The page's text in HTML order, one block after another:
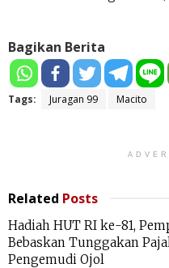
Bagikan Berita
Tags: Juragan 99 Macito
Related Posts
Hadiah HUT RI ke-81,
Bebaskan Tunggakan
Pengemudi Ojol